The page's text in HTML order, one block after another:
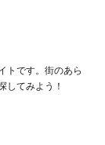
トです。街のあら
してみよう！